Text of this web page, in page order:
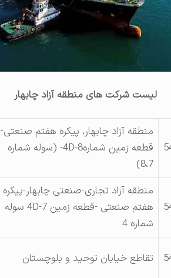
لیست شرکت های منطقه آزاد چابهار
منطقه آزاد چابهار، پیکره هفتم صنعتی-
قطعه زمین شماره8-4D- (سوله شماره
8،7)
منطقه آزاد تجاری-صنعتی چابهار-پیکره
هفتم صنعتی -قطعه زمین 4D-7 سوله
شماره 4
تقاطع خیابان توحید و بلوچستان